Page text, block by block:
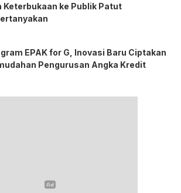
Keterbukaan ke Publik Patut
EPAK for G, Inovasi Baru Ciptakan
Pengurusan Angka Kredit